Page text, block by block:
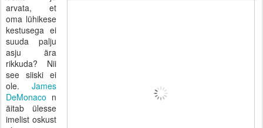
arvata, et
oma lühikese
kestusega ei
suuda palju
asju ära
rikkuda? Nii
see siiski ei
ole. James
DeMonaco n
äitab ülesse
imelist oskust